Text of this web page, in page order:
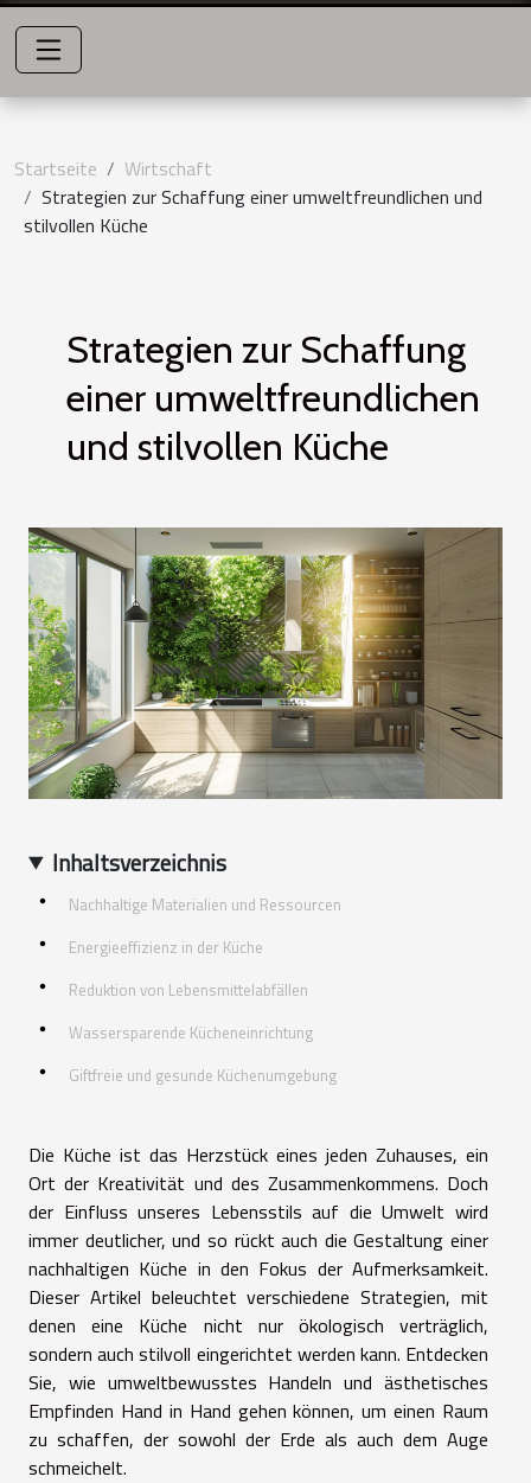
Startseite
Wirtschaft
Strategien zur Schaffung einer umweltfreundlichen und
stilvollen Küche
Strategien zur Schaffung
einer umweltfreundlichen
und stilvollen Küche
Inhaltsverzeichnis
Nachhaltige Materialien und Ressourcen
Energieeffizienz in der Küche
Reduktion von Lebensmittelabfällen
Wassersparende Kücheneinrichtung
Giftfreie und gesunde Küchenumgebung
Die Küche ist das Herzstück eines jeden Zuhauses, ein
Ort der Kreativität und des Zusammenkommens. Doch
der Einfluss unseres Lebensstils auf die Umwelt wird
immer deutlicher, und so rückt auch die Gestaltung einer
nachhaltigen Küche in den Fokus der Aufmerksamkeit.
Dieser Artikel beleuchtet verschiedene Strategien, mit
denen eine Küche nicht nur ökologisch verträglich,
sondern auch stilvoll eingerichtet werden kann. Entdecken
Sie, wie umweltbewusstes Handeln und ästhetisches
Empfinden Hand in Hand gehen können, um einen Raum
zu schaffen, der sowohl der Erde als auch dem Auge
schmeichelt.